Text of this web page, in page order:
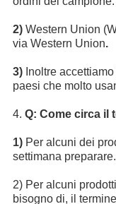
2) Western Union
via Western Union.
3) Inoltre
paesi che molto
4. Q: Come circa il
1) Per alcuni dei
settimana preparare.
2) Per alcuni
bisogno di, il